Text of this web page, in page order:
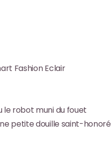
Fashion Eclair
le robot muni du fouet
petite douille saint-honoré